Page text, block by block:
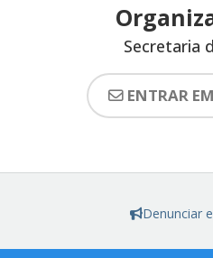
Secretaria
ENTRAR
Denunciar